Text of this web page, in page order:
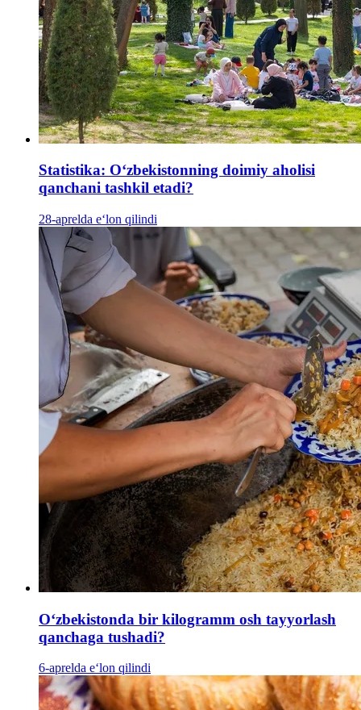
Statistika: Oʻzbekistonning doimiy aholisi
qanchani tashkil etadi?
28-aprelda e‘lon qilindi
Oʻzbekistonda bir kilogramm osh tayyorlash
qanchaga tushadi?
6-aprelda e‘lon qilindi